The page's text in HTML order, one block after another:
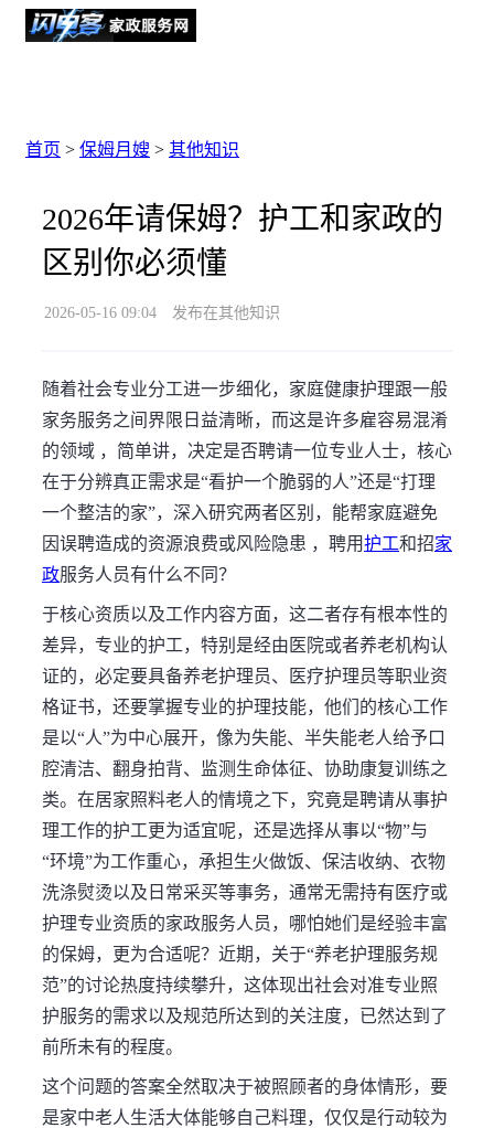
首页 > 保姆月嫂 > 其他知识
2026年请保姆？护工和家政的
区别你必须懂
2026-05-16 09:04 发布在其他知识
随着社会专业分工进一步细化，家庭健康护理跟一般
家务服务之间界限日益清晰，而这是许多雇容易混淆
的领域 ，简单讲，决定是否聘请一位专业人士，核心
在于分辨真正需求是“看护一个脆弱的人”还是“打理
一个整洁的家”，深入研究两者区别，能帮家庭避免
因误聘造成的资源浪费或风险隐患 ，聘用护工和招家
政服务人员有什么不同？
于核心资质以及工作内容方面，这二者存有根本性的
差异，专业的护工，特别是经由医院或者养老机构认
证的，必定要具备养老护理员、医疗护理员等职业资
格证书，还要掌握专业的护理技能，他们的核心工作
是以“人”为中心展开，像为失能、半失能老人给予口
腔清洁、翻身拍背、监测生命体征、协助康复训练之
类。在居家照料老人的情境之下，究竟是聘请从事护
理工作的护工更为适宜呢，还是选择从事以“物”与
“环境”为工作重心，承担生火做饭、保洁收纳、衣物
洗涤熨烫以及日常采买等事务，通常无需持有医疗或
护理专业资质的家政服务人员，哪怕她们是经验丰富
的保姆，更为合适呢？近期，关于“养老护理服务规
范”的讨论热度持续攀升，这体现出社会对准专业照
护服务的需求以及规范所达到的关注度，已然达到了
前所未有的程度。
这个问题的答案全然取决于被照顾者的身体情形，要
是家中老人生活大体能够自己料理，仅仅是行动较为